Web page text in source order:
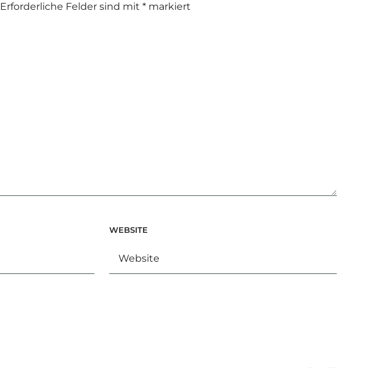
Erforderliche Felder sind mit* markiert
WEBSITE